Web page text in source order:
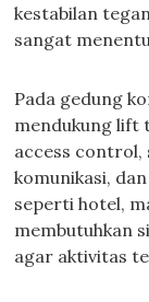
kestabilan
sangat
Pada gedung
mendukung lift
access control,
komunikasi,
seperti hotel,
membutuhkan
agar aktivitas